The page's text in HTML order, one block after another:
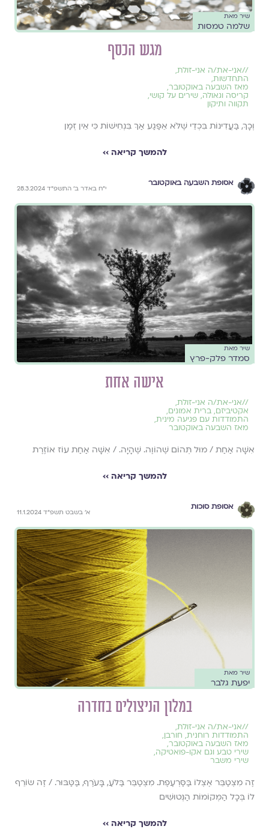
שיר מאת
שלמה טמסות
מגש הכסף
//אני-את/ה אני-זולת,
התחדשות,
מאז השבעה באוקטובר,
קריסה וגאולה, שירים על קושי,
תקווה ותיקון
וְכָךְ, בַּעֲדִינוֹת בִּכְדֵי שֶׁלֹּא אֵפַּגַע אַךְ בִּנְחִישׁוֹת כִּי אֵין זְמַן
להמשך קריאה ››
אסופת השבעה באוקטובר
י״ח באדר ב׳ התשפ״ד 28.3.2024
שיר מאת
סמדר פלק-פרץ
אישה אחת
//אני-את/ה אני-זולת,
אקטיביזם, ברית אמונים,
התמודדות עם פגיעה מינית,
מאז השבעה באוקטובר
אִשָּׁה אַחַת / מוּל תְּהוֹם שֶׁהוֹוֶה. שֶׁהָיָה. / אִשָּׁה אַחַת עוֹז אוֹזֶרֶת
להמשך קריאה ››
אסופת סוכות
א׳ בשבט תשפ״ד 11.1.2024
שיר מאת
יפעת גלבר
במלון הניצולים בחדרה
//אני-את/ה אני-זולת,
התמודדות רוחנית, חורבן,
מאז השבעה באוקטובר,
שירי טבע וגם אקו-פואטיקה,
שירי משבר
זֶה מִצְטַבֵּר אֶצְלוֹ בַּסַּרְעֶפֶת. מִצְטַבֵּר בַּלֹּעַ, בָּעֹרֶף, בַּטַּבּוּר. / זֶה שׂוֹרֵף
לוֹ בְּכָל הַמְּקוֹמוֹת הַנְּטוּשִׁים
להמשך קריאה ››